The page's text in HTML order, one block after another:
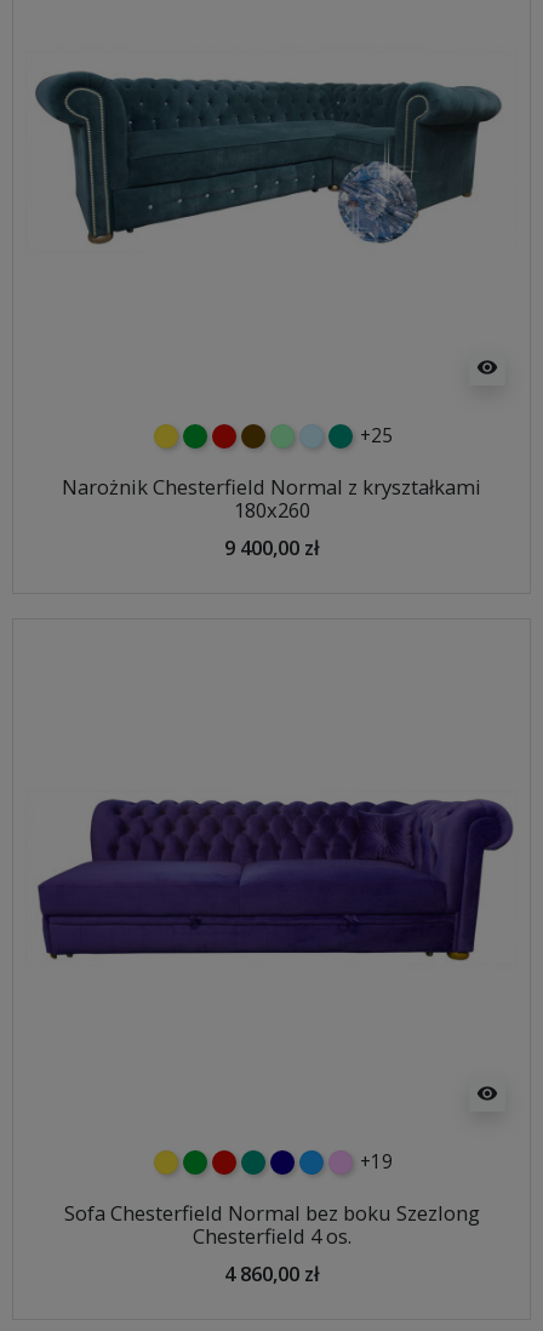
visibility
żółtyzielonyczerwony
czekoladowy
miętowybłękitny
turkusowy
+25
Narożnik Chesterfield Normal z kryształkami
180x260
9 400,00 zł
visibility
żółtyzielonyczerwony
turkusowy
granatowy
niebieski
różowy
+19
Sofa Chesterfield Normal bez boku Szezlong
Chesterfield 4 os.
4 860,00 zł